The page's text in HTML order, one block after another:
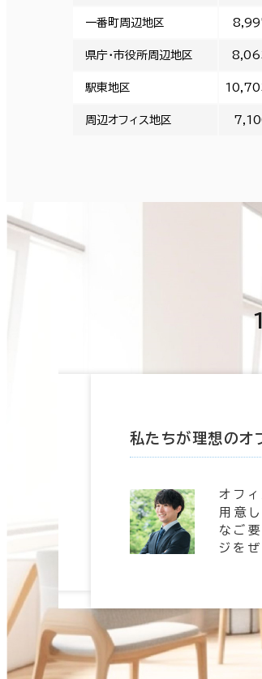
一番町周辺地区
県庁・市役所周辺地区
駅東地区
周辺オフィス地区
ます。
私たちが理想のオ
オフ
用意
なご
ジを